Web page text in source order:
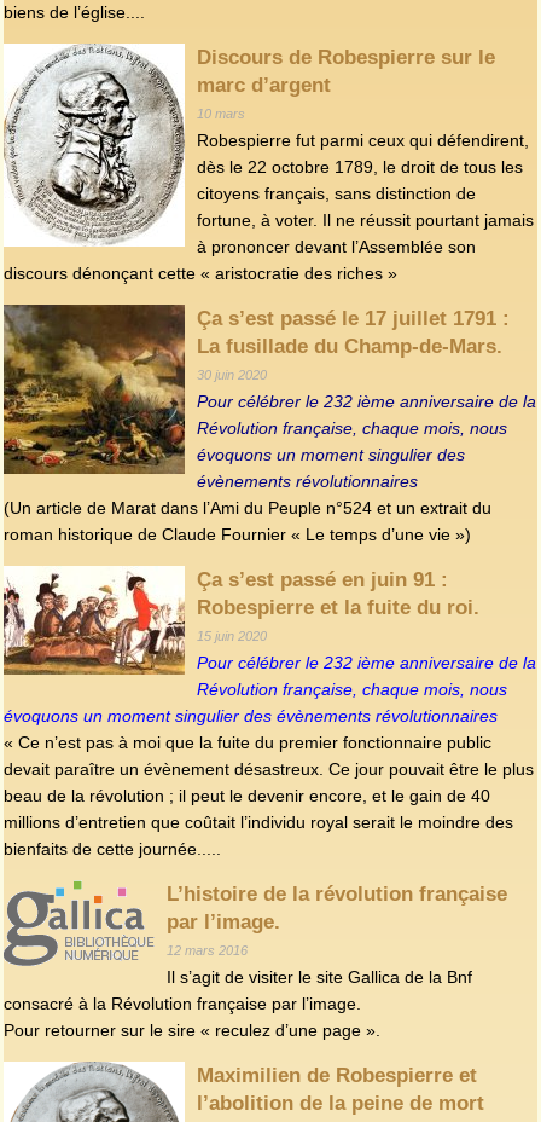
biens de l’église....
Discours de Robespierre sur le
marc d’argent
10 mars
Robespierre fut parmi ceux qui défendirent,
dès le 22 octobre 1789, le droit de tous les
citoyens français, sans distinction de
fortune, à voter. Il ne réussit pourtant jamais
à prononcer devant l’Assemblée son
discours dénonçant cette « aristocratie des riches »
Ça s’est passé le 17 juillet 1791 :
La fusillade du Champ-de-Mars.
30 juin 2020
Pour célébrer le 232 ième anniversaire de la
Révolution française, chaque mois, nous
évoquons un moment singulier des
évènements révolutionnaires
(Un article de Marat dans l’Ami du Peuple n°524 et un extrait du
roman historique de Claude Fournier « Le temps d’une vie »)
Ça s’est passé en juin 91 :
Robespierre et la fuite du roi.
15 juin 2020
Pour célébrer le 232 ième anniversaire de la
Révolution française, chaque mois, nous
évoquons un moment singulier des évènements révolutionnaires
« Ce n’est pas à moi que la fuite du premier fonctionnaire public
devait paraître un évènement désastreux. Ce jour pouvait être le plus
beau de la révolution ; il peut le devenir encore, et le gain de 40
millions d’entretien que coûtait l’individu royal serait le moindre des
bienfaits de cette journée.....
L’histoire de la révolution française
par l’image.
12 mars 2016
Il s’agit de visiter le site Gallica de la Bnf
consacré à la Révolution française par l’image.
Pour retourner sur le sire « reculez d’une page ».
Maximilien de Robespierre et
l’abolition de la peine de mort